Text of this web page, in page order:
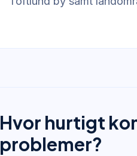
Hvor hurtigt
problemer?